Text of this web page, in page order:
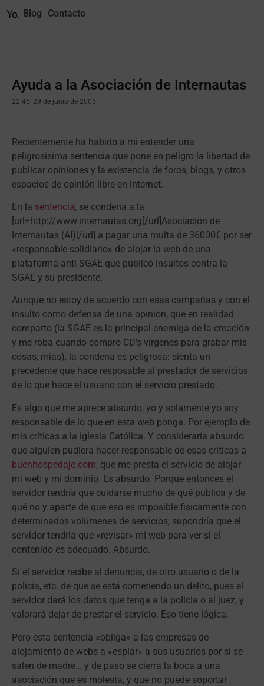
Blog Contacto
Ayuda a la Asociación de Internautas
22:45 29 de junio de 2005
Recientemente ha habido a mi entender una
peligrosisima sentencia que pone en peligro la libertad de
publicar opiniones y la existencia de foros, blogs, y otros
espacios de opinión libre en internet.
En la sentencia, se condena a la
[url=http://www.internautas.org[/url]Asociación de
Internautas (AI)[/url] a pagar una multa de 36000€ por ser
«responsable solidiario» de alojar la web de una
plataforma anti SGAE que publicó insultos contra la
SGAE y su presidente.
Aunque no estoy de acuerdo con esas campañas y con el
insulto como defensa de una opinión, que en realidad
comparto (la SGAE es la principal enemiga de la creación
y me roba cuando compro CD’s vírgenes para grabar mis
cosas, mias), la condena es peligrosa: sienta un
precedente que hace resposable al prestador de servicios
de lo que hace el usuario con el servicio prestado.
Es algo que me aprece absurdo, yo y solamente yo soy
responsable de lo que en esta web ponga. Por ejemplo de
mis críticas a la iglesia Católica. Y consideraría absurdo
que alguien pudiera hacer responsable de esas criticas a
buenhospedaje.com, que me presta el servicio de alojar
mi web y mi dominio. Es absurdo. Porque entonces el
servidor tendría que cuidarse mucho de qué publica y de
qué no y aparte de que eso es imposible fisicamente con
determinados volúmenes de servicios, supondría que el
servidor tendria que «revisar» mi web para ver si el
contenido es adecuado. Absurdo.
Si el servidor recibe al denuncia, de otro usuario o de la
policia, etc. de que se está cometiendo un delito, pues el
servidor dará los datos que tenga a la policia o al juez, y
valorará dejar de prestar el servicio. Eso tiene lógica.
Pero esta sentencia «obliga» a las empresas de
alojamiento de webs a «espiar» a sus usuarios por si se
salen de madre… y de paso se cierra la boca a una
asociación que es molesta, y que no puede soportar